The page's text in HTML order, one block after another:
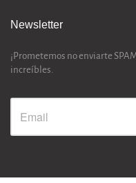
Newsletter
¡Prometemos no enviarte
increíbles.